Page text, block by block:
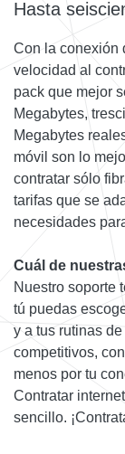
Hasta
Con la conexión
velocidad al
pack que mejor
Megabytes,
Megabytes
móvil son lo
contratar sólo
tarifas que se
necesidades
Cuál de
Nuestro soporte
tú puedas
y a tus rutinas
competitivos,
menos por tu
Contratar
sencillo.